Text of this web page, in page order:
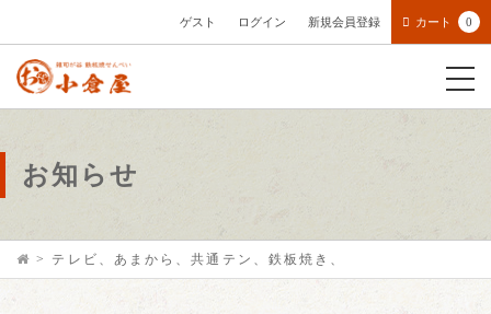
ゲスト ログイン 新規会員登録 カート 0
お知らせ
> テレビ、あまから、共通テン、鉄板焼き、